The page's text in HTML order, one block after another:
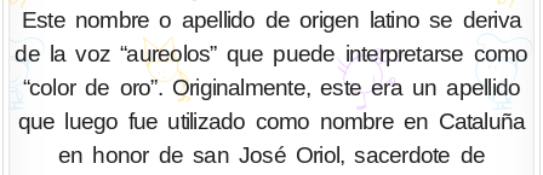
Este nombre o apellido de origen latino se deriva
de la voz “aureolos” que puede interpretarse como
“color de oro”. Originalmente, este era un apellido
que luego fue utilizado como nombre en Cataluña
en honor de san José Oriol, sacerdote de